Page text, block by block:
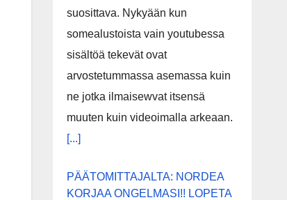
suosittava. Nykyään kun
somealustoista vain youtubessa
sisältöä tekevät ovat
arvostetummassa asemassa kuin
ne jotka ilmaisewvat itsensä
muuten kuin videoimalla arkeaan.
[...]
PÄÄTOMITTAJALTA: NORDEA
KORJAA ONGELMASI!! LOPETA